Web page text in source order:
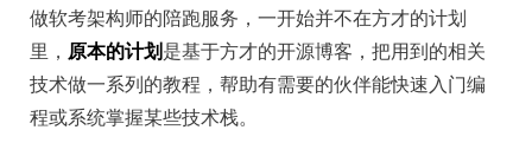
做软考架构师的陪跑服务，一开始并不在方才的计划
里， 原本的计划 是基于方才的开源博客，把用到的相关
技术做一系列的教程，帮助有需要的伙伴能快速入门编
程或系统掌握某些技术栈。